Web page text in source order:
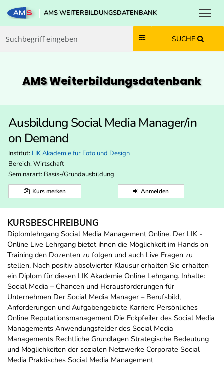
Zum Inhalt springen
Zum Navmenü springen
Zur Suche springen
Zur Footer springen
AMS WEITERBILDUNGSDATENBANK
SUCHE
AMS Weiterbildungs­datenbank
Ausbildung Social Media Manager/in
on Demand
Institut: LIK Akademie für Foto und Design
Bereich: Wirtschaft
Seminarart: Basis-/Grundausbildung
Kurs merken Anmelden
KURSBESCHREIBUNG
Diplomlehrgang Social Media Management Online. Der LIK -
Online Live Lehrgang bietet ihnen die Möglichkeit im Hands on
Training den Dozenten zu folgen und auch Live Fragen zu
stellen. Nach positiv absolvierter Klausur erhalten Sie erhalten
ein Diplom für diesen LIK Akademie Online Lehrgang. Inhalte:
Social Media – Chancen und Herausforderungen für
Unternehmen Der Social Media Manager – Berufsbild,
Anforderungen und Aufgabengebiete Karriere Persönliches
Online Reputationsmanagement Die Eckpfeiler des Social Media
Managements Anwendungsfelder des Social Media
Managements Rechtliche Grundlagen Strategische Bedeutung
und Möglichkeiten der sozialen Netzwerke Corporate Social
Media Praktisches Social Media Management